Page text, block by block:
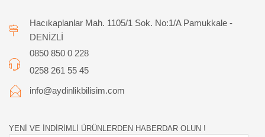
Hacıkaplanlar Mah. 1105/1 Sok. No:1/A Pamukkale -
DENİZLİ
0850 850 0 228
0258 261 55 45
info@aydinlikbilisim.com
YENİ VE İNDİRİMLİ ÜRÜNLERDEN HABERDAR OLUN !